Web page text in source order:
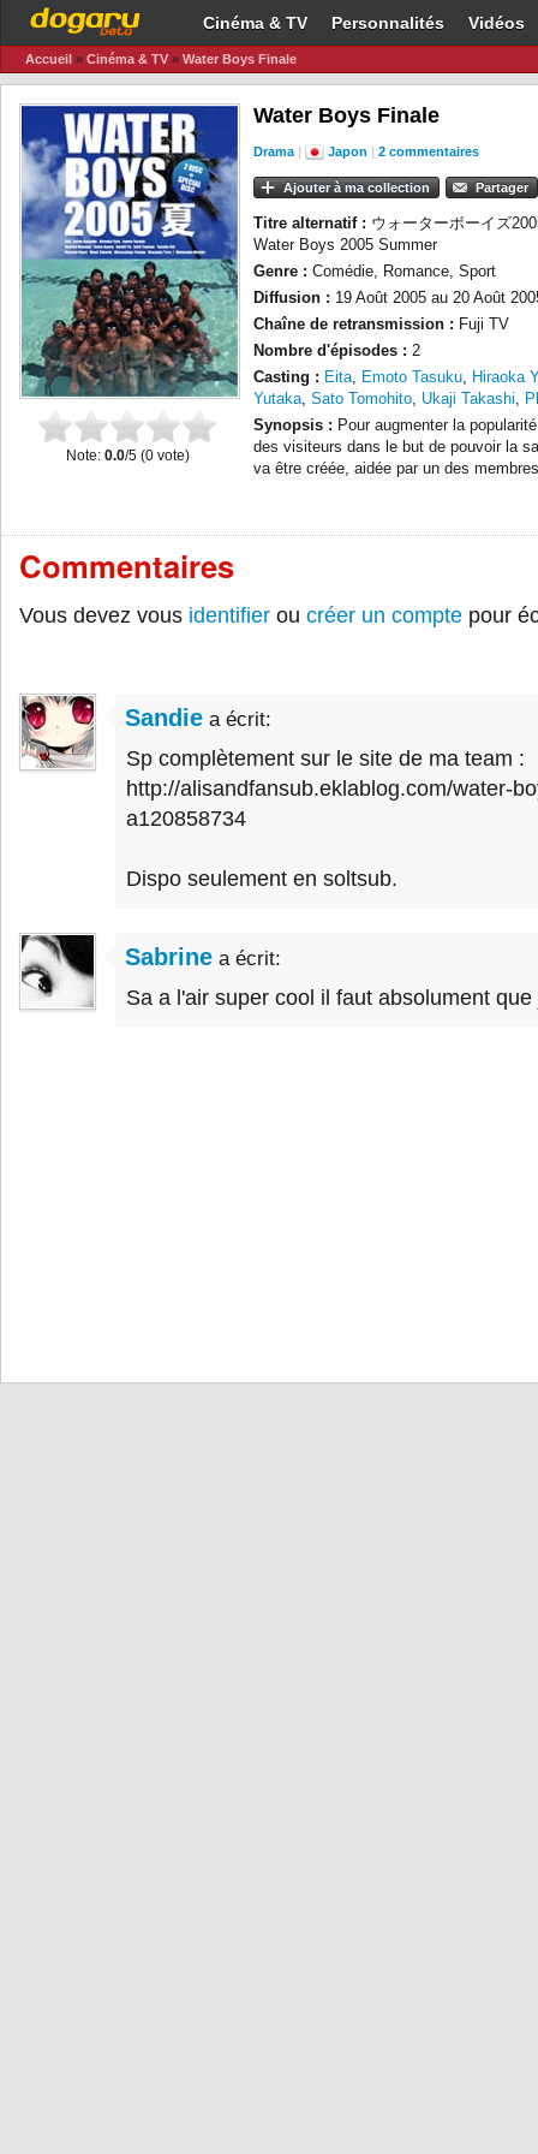
Cinéma & TV Personnalités Vidéos
Accueil » Cinéma & TV » Water Boys Finale
Note: 0.0/5 (0vote)
Water Boys Finale
Drama | Japon | 2 commentaires
Ajouter à ma collection Partager
Titre alternatif : ウォーターボーイズ
Water Boys 2005 Summer
Genre : Comédie, Romance, Sport
Diffusion : 19 Août 2005 au 20 Août
Chaîne de retransmission : Fuji TV
Nombre d'épisodes : 2
Casting : Eita, Emoto Tasuku, Hiraoka
Yutaka, Sato Tomohito, Ukaji Takashi,
Synopsis : Pour augmenter la
des visiteurs dans le but de pouvoir la
va être créée, aidée par un des
Commentaires
Vous devez vous identifier ou créer un compte pour
Sandie a écrit:
Sp complètement sur le site de ma team :
http://alisandfansub.eklablog.com/water-
a120858734
Dispo seulement en soltsub.
Sabrine a écrit:
Sa a l'air super cool il faut absolument